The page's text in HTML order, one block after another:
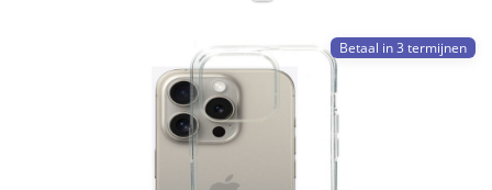
Betaal in 3 termijnen